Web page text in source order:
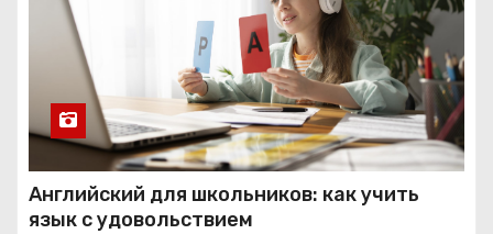
Английский для школьников: как учить
язык с удовольствием